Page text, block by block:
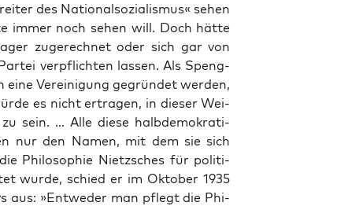
des Natio­nal­so­zia­lis­mus« sehen
immer noch sehen will. Doch hät­te
zuge­rech­net oder sich gar von
ver­pflich­ten las­sen. Als Speng­
eine Ver­ei­ni­gung gegrün­det wer­den,
es nicht ertra­gen, in die­ser Wei­
sein. … Alle die­se halb­de­mo­kra­ti­
nur den Namen, mit dem sie sich
Phi­lo­so­phie Nietz­sches für poli­ti­
wur­de, schied er im Okto­ber 1935
aus: »Ent­we­der man pflegt die Phi­